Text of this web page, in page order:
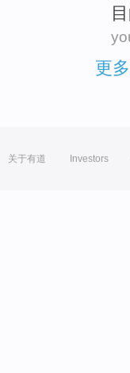
更
关于有道 Investors